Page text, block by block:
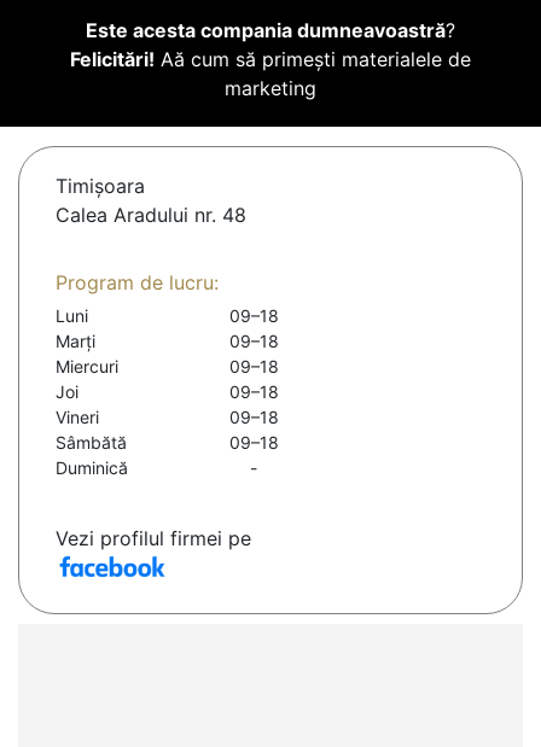
Este acesta compania dumneavoastră?
Felicitări! Aă cum să primești materialele de
marketing
Timişoara
Calea Aradului nr. 48
Program de lucru:
Luni
09–18
Marți
09–18
Miercuri
09–18
Joi
09–18
Vineri
09–18
Sâmbătă
09–18
Duminică
-
Vezi profilul firmei pe